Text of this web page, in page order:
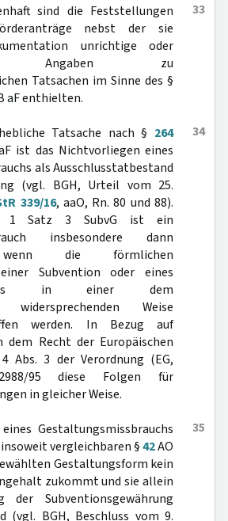
33
sind die Feststellungen
nebst der sie
unrichtige oder
Angaben zu
Tatsachen im Sinne des §
aF enthielten.
34
Tatsache nach § 264
ist das Nichtvorliegen eines
als Ausschlusstatbestand
(vgl. BGH, Urteil vom 25.
339/16, aaO, Rn. 80 und 88).
Satz 3 SubvG ist ein
insbesondere dann
wenn die förmlichen
Subvention oder eines
in einer dem
widersprechenden Weise
werden. In Bezug auf
dem Recht der Europäischen
Abs. 3 der Verordnung (EG,
95 diese Folgen für
in gleicher Weise.
35
Gestaltungsmissbrauchs
vergleichbaren §42AO
Gestaltungsform kein
zukommt und sie allein
der Subventionsgewährung
(vgl. BGH, Beschluss vom 9.